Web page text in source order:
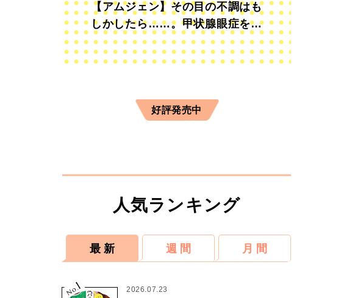
【アムジェン】その目の不調はも
しかしたら……。甲状腺眼症を知
っていますか？
好評発売中
人気ランキング
最 新 週 間 月 間
No.
1 2026.07.23